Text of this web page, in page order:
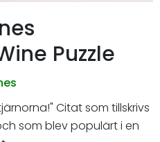
Puzzle
Citat som tillskrivs
som blev populärt i en